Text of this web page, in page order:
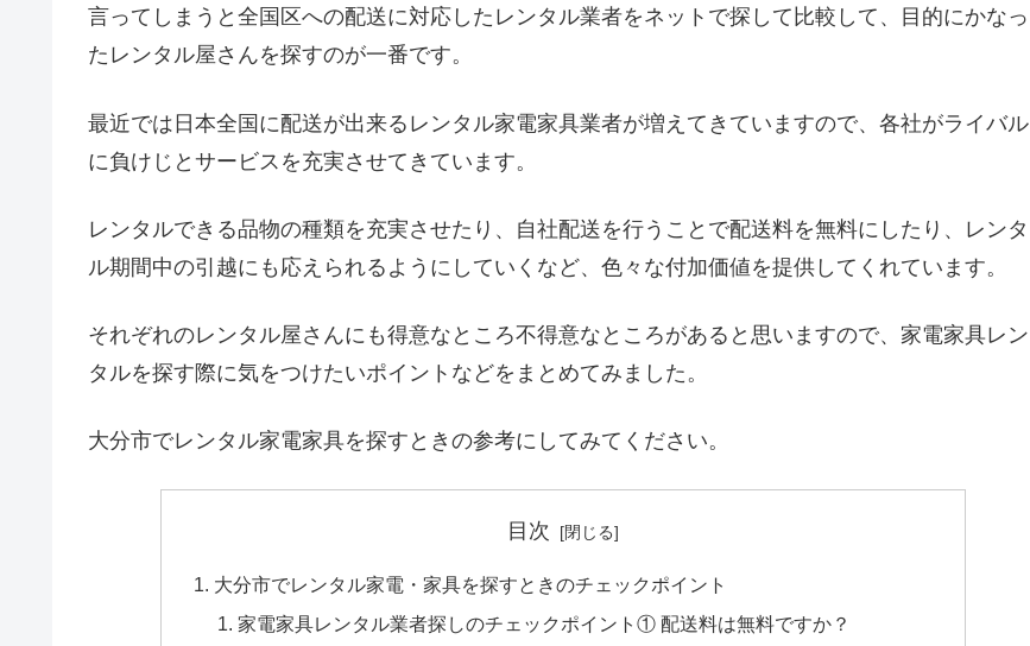
言ってしまうと全国区への配送に対応したレンタル業者をネットで探して比較して、目的にかなっ
たレンタル屋さんを探すのが一番です。
最近では日本全国に配送が出来るレンタル家電家具業者が増えてきていますので、各社がライバル
に負けじとサービスを充実させてきています。
レンタルできる品物の種類を充実させたり、自社配送を行うことで配送料を無料にしたり、レンタ
ル期間中の引越にも応えられるようにしていくなど、色々な付加価値を提供してくれています。
それぞれのレンタル屋さんにも得意なところ不得意なところがあると思いますので、家電家具レン
タルを探す際に気をつけたいポイントなどをまとめてみました。
大分市でレンタル家電家具を探すときの参考にしてみてください。
目次
大分市でレンタル家電・家具を探すときのチェックポイント
家電家具レンタル業者探しのチェックポイント① 配送料は無料ですか？